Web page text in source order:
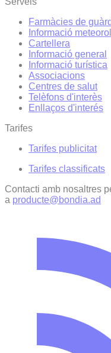
Farmàcies de
Informació
Cartellera
Informació general
Informació turística
Associacions
Centres de salut
Telèfons d'interès
Enllaços d'interés
Tarifes
Tarifes publicitat
Tarifes classificats
Contacti amb nosaltres
a producte@bondia.ad